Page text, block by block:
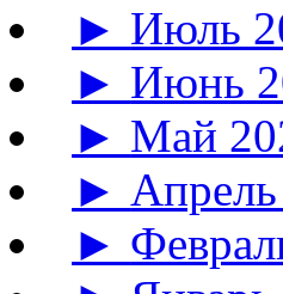
► Июль
► Июнь
► Май
►
►